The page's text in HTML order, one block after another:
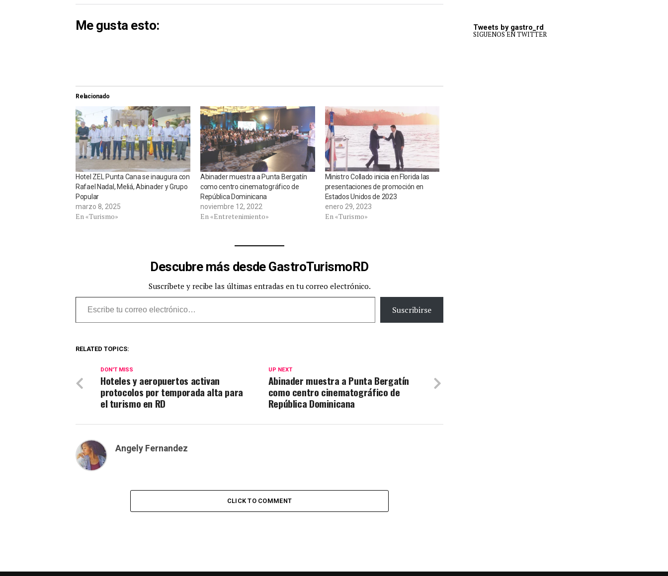
Me gusta esto:
Relacionado
Hotel ZEL Punta Cana se inaugura con
Rafael Nadal, Meliá, Abinader y Grupo
Popular
marzo 8, 2025
En «Turismo»
Abinader muestra a Punta Bergatín
como centro cinematográfico de
República Dominicana
noviembre 12, 2022
En «Entretenimiento»
Ministro Collado inicia en Florida las
presentaciones de promoción en
Estados Unidos de 2023
enero 29, 2023
En «Turismo»
Descubre más desde GastroTurismoRD
Suscríbete y recibe las últimas entradas en tu correo electrónico.
Escribe tu correo electrónico…
Suscribirse
RELATED TOPICS:
UP NEXT
Abinader muestra a Punta Bergatín
como centro cinematográfico de
República Dominicana
DON'T MISS
Hoteles y aeropuertos activan
protocolos por temporada alta para
el turismo en RD
Angely Fernandez
CLICK TO COMMENT
Tweets by gastro_rd
SIGUENOS EN TWITTER